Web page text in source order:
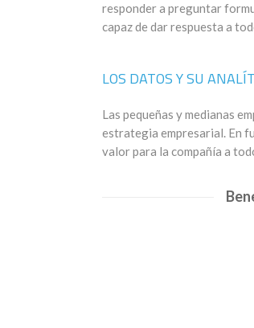
responder a preguntar
capaz de dar respuesta a
LOS DATOS Y SU
Las pequeñas y medianas
estrategia empresarial. En
valor para la compañía a